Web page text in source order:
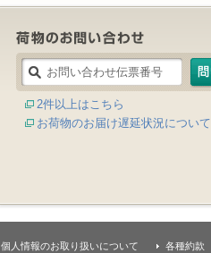
2件以上はこちら
お荷物のお届け遅延状況について
個人情報のお取り扱いについて 各種約款